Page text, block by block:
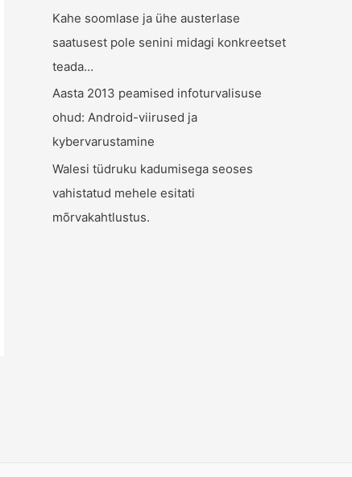
Kahe soomlase ja ühe austerlase
saatusest pole senini midagi konkreetset
teada…
Aasta 2013 peamised infoturvalisuse
ohud: Android-viirused ja
kybervarustamine
Walesi tüdruku kadumisega seoses
vahistatud mehele esitati
mõrvakahtlustus.